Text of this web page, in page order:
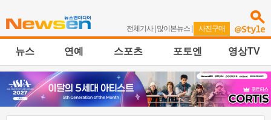
전체기사| 많이본뉴스 | 사진구매
뉴스 연예 스포츠 포토엔 영상TV